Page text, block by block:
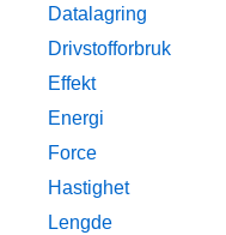
Datalagring
Drivstofforbruk
Effekt
Energi
Force
Hastighet
Lengde